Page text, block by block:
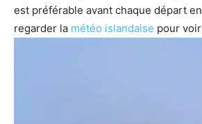
est préférable avant chaque départ
regarder la météo islandaise pour